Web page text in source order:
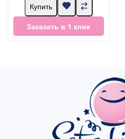
Купить
Заказать в 1 клик